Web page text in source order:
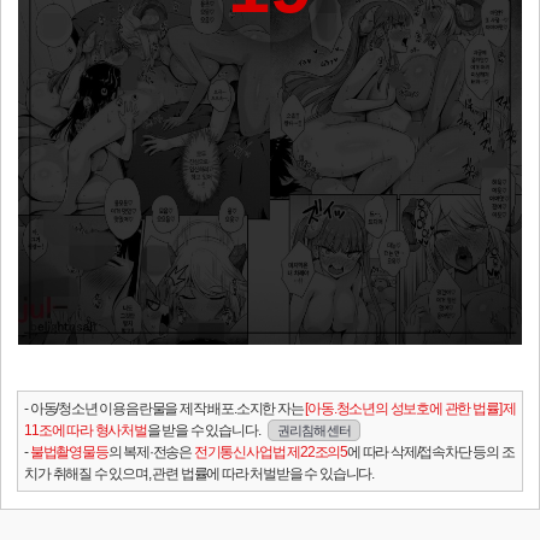
- 아동/청소년 이용음란물을 제작.배포.소지한 자는[아동.청소년의 성보호에 관한 법률] 제
11조에 따라 형사처벌을 받을 수 있습니다. 권리침해 센터
-불법촬영물등의 복제·전송은 전기통신사업법 제22조의5에 따라 삭제/접속차단 등의 조
치가 취해질 수 있으며, 관련 법률에 따라 처벌받을 수 있습니다.